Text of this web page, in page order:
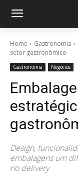
Home Gastronomia
setor gastronômico
Gastronomia Negócios
Design,
embalagens um
no delivery